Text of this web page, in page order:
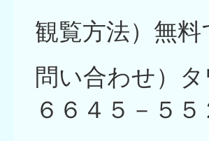
観覧方法）無
問い合わせ）
６６４５－５５